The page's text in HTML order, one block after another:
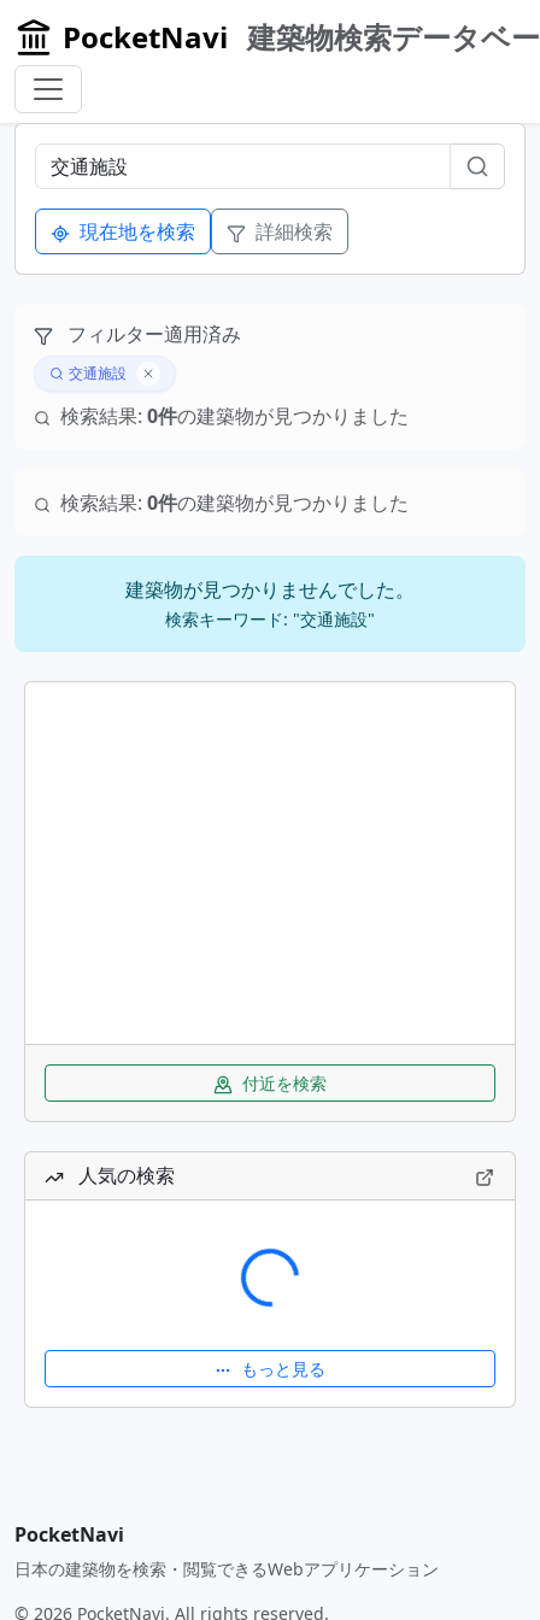
PocketNavi 建築物検索データベ
現在地を検索 詳細検索
フィルター適用済み
交通施設
検索結果: 0件の建築物が見つかりました
検索結果: 0件の建築物が見つかりました
建築物が見つかりませんでした。
検索キーワード: "交通施設"
付近を検索
人気の検索
読み込み中...
もっと見る
PocketNavi
日本の建築物を検索・閲覧できるWebアプリケーション
© 2026 PocketNavi. All rights reserved.